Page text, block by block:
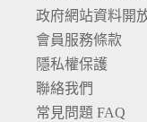
政府網站資料開
會員服務條款
隱私權保護
聯絡我們
常見問題 FAQ